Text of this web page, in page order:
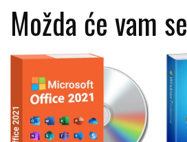
Možda će vam